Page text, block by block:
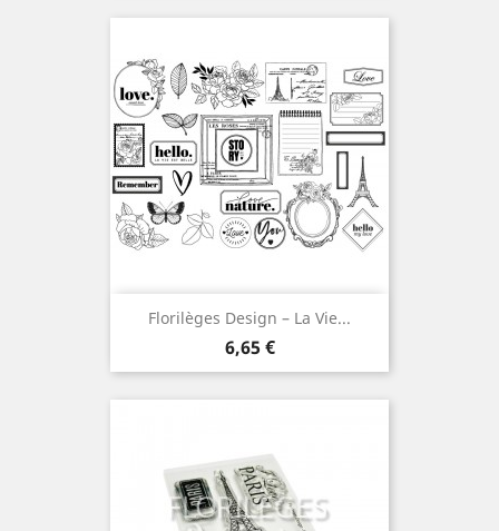
Florilèges Design – La Vie...
Prix
6,65 €